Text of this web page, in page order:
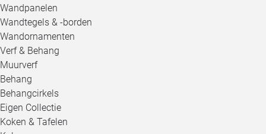
Wandpanelen
Wandtegels & -borden
Wandornamenten
Verf & Behang
Muurverf
Behang
Behangcirkels
Eigen Collectie
Koken & Tafelen